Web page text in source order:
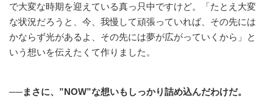
で大変な時期を迎えている真っ只中ですけど。「たとえ大変
な状況だろうと、今、我慢して頑張っていれば、その先には
かならず光があるよ、その先には夢が広がっていくから」と
いう想いを伝えたくて作りました。
──まさに、”NOW”な想いもしっかり詰め込んだわけだ。